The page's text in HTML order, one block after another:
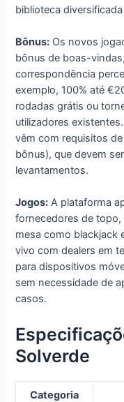
biblioteca
Bônus: Os novos
bônus de boas-
correspondência
exemplo, 100% até
rodadas grátis ou
utilizadores
vêm com requisitos
bônus), que devem
levantamentos.
Jogos: A plataforma
fornecedores de
mesa como blackjack
vivo com dealers em
para dispositivos
sem necessidade de
casos.
Solverde
Categoria